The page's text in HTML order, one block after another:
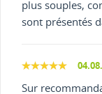
plus souples,
sont présentés
Sur